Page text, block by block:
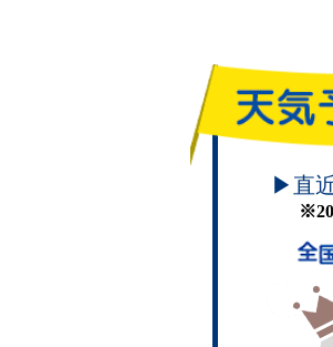
頑張れ！学校
▶直